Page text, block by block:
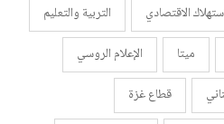
الاقتصادي
التربية والتعليم
ميتا
الإعلام الروسي
قطاع غزة